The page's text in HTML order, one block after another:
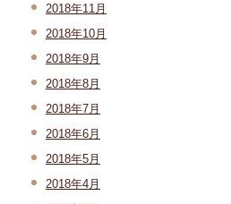
2018年11月
2018年10月
2018年9月
2018年8月
2018年7月
2018年6月
2018年5月
2018年4月